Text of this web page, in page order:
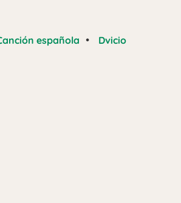
española • Dvicio